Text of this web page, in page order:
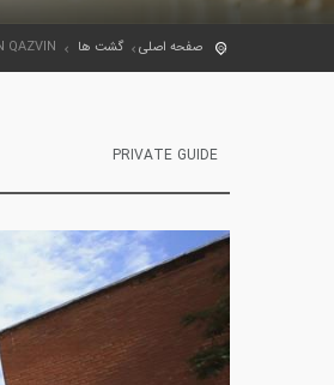
صفحه اصلی گشت ها QAZVIN
PRIVATE GUIDE